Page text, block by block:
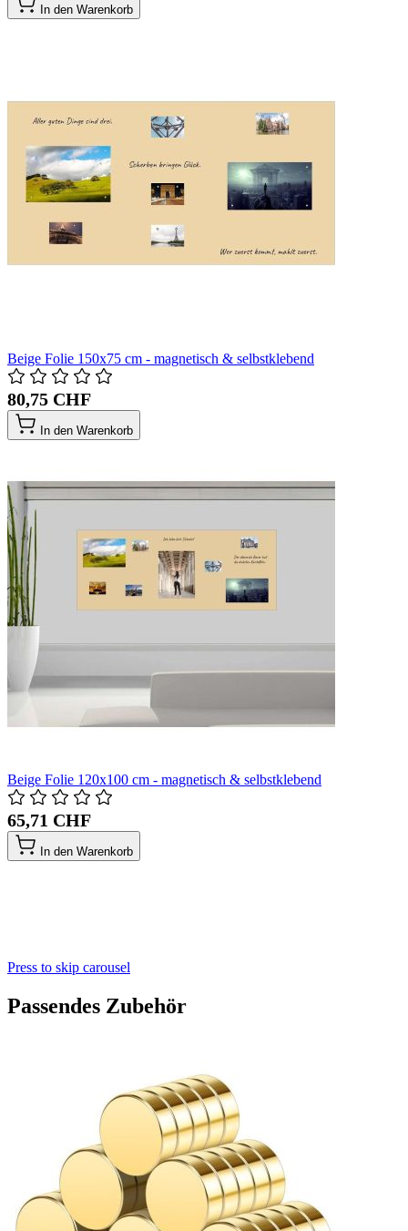
In den Warenkorb
Beige Folie 150x75 cm - magnetisch & selbstklebend
80,75 CHF
In den Warenkorb
Beige Folie 120x100 cm - magnetisch & selbstklebend
65,71 CHF
In den Warenkorb
Press to skip carousel
Passendes Zubehör